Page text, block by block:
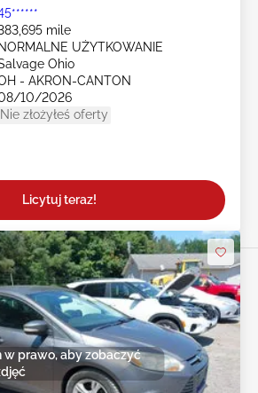
mile
NORMALNE UŻYTKOWANIE
Ohio
- AKRON-CANTON
10/2026
Nie złożyłeś oferty
Licytuj teraz!
w prawo, aby zobaczyć